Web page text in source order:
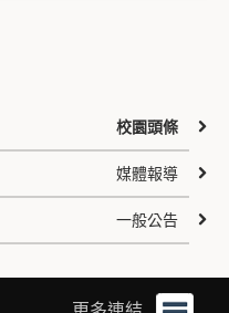
校園頭條
媒體報導
一般公告